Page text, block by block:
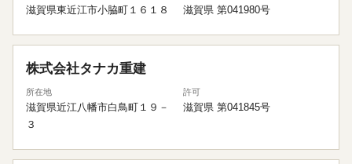
滋賀県東近江市小脇町１６１８ 滋賀県 第041980号
株式会社タナカ重建
所在地
滋賀県近江八幡市白鳥町１９－
３
許可
滋賀県 第041845号